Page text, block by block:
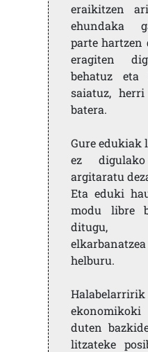
eraikitzen
ehundaka
parte hartzen
eragiten
behatuz eta
saiatuz,
batera.
Gure edukiak
ez
argitaratu
Eta eduki
modu libre
ditugu,
helburu.
duten
litzateke